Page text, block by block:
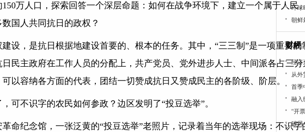
150万人口，探索回答一个深层命题：如何在战争环境下，建立一个属于人民
国人共同抗日的政权？
建设，是抗日根据地建设首要的、根本的任务。其中，“三三制”是一项重要的
民主政府在工作人员的分配上，共产党员、党外进步人士、中间派各占三分
以容纳各方面的代表，团结一切赞成抗日又赞成民主的各阶级、阶层。
可不识字的农民如何参政？边区发明了“投豆选举”。
革命纪念馆，一张泛黄的“投豆选举”老照片，记录着当年的选举现场：不识字
环球
朝鲜
财經
经济
从外
首季
融入
“开
破局